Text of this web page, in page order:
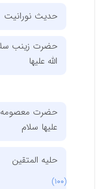
حدیث نورانیت
حضرت زینب سلام
الله علیها
حضرت معصومه
علیها سلام
حلیه المتقین